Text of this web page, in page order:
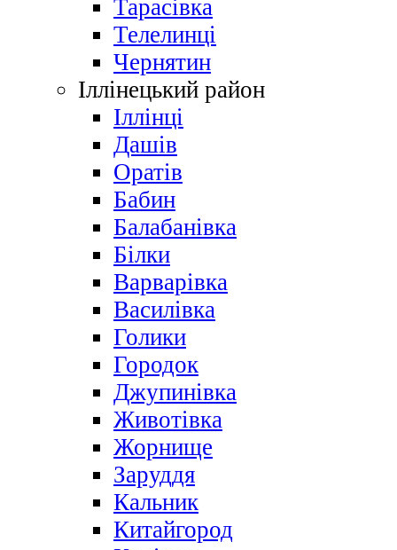
Тарасівка
Телелинці
Чернятин
Іллінецький район
Іллінці
Дашів
Оратів
Бабин
Балабанівка
Білки
Варварівка
Василівка
Голики
Городок
Джупинівка
Животівка
Жорнище
Заруддя
Кальник
Китайгород